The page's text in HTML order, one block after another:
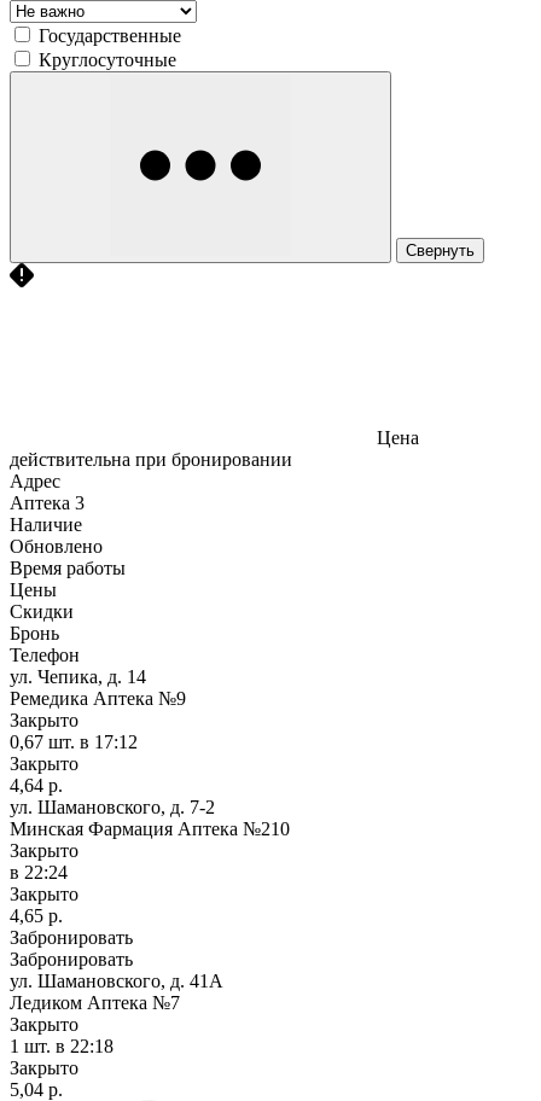
Государственные
Круглосуточные
Свернуть
Цена
действительна при бронировании
Адрес
Аптека 3
Наличие
Обновлено
Время работы
Цены
Скидки
Бронь
Телефон
ул. Чепика, д. 14
Ремедика Аптека №9
Закрыто
0,67 шт. в 17:12
Закрыто
4,64 р.
ул. Шамановского, д. 7-2
Минская Фармация Аптека №210
Закрыто
в 22:24
Закрыто
4,65 р.
Забронировать
Забронировать
ул. Шамановского, д. 41А
Ледиком Аптека №7
Закрыто
1 шт. в 22:18
Закрыто
5,04 р.